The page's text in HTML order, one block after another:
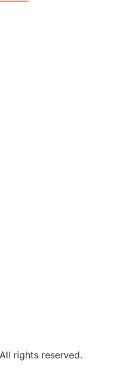
rights reserved.